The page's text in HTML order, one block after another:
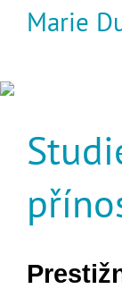
Marie